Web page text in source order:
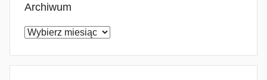
Archiwum
Archiwum